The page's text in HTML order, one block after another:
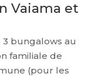
Vaiama et
bungalows au
familiale de
(pour les